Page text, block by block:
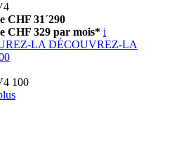
CHF 31´290
CHF 329 par mois* i
LA DÉCOUVREZ-LA
100